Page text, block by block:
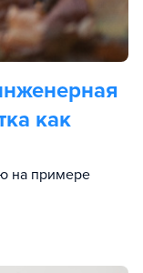
как
на примере